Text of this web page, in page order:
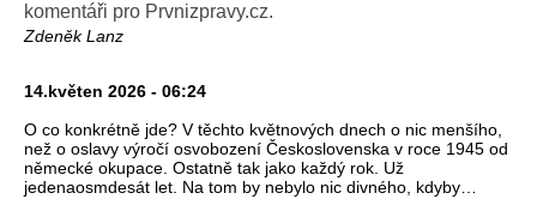
komentáři pro Prvnizpravy.cz.
Zdeněk Lanz
14.květen 2026 - 06:24
O co konkrétně jde? V těchto květnových dnech o nic menšího,
než o oslavy výročí osvobození Československa v roce 1945 od
německé okupace. Ostatně tak jako každý rok. Už
jedenaosmdesát let. Na tom by nebylo nic divného, kdyby…